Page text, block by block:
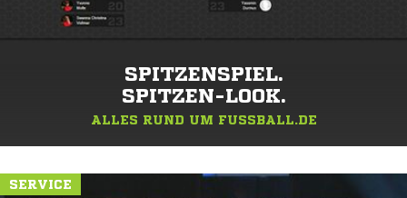
SPITZENSPIEL.
SPITZEN-LOOK.
ALLES RUND UM FUSSBALL.DE
SERVICE